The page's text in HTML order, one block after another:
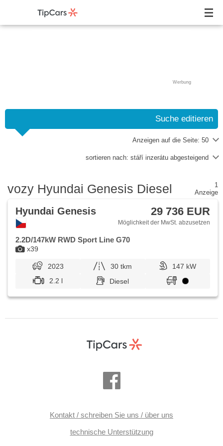
Werbung
Suche editieren
Anzeigen auf die Seite: 50
sortieren nach: stáří inzerátu abgesteigend
vozy Hyundai Genesis Diesel
1
Anzeige
x39
Hyundai Genesis 29 736 EUR
Möglichkeit der MwSt. abzusetzen
2.2D/147kW RWD Sport Line G70
2023 30 tkm
147 kW
2.2 l
Diesel
Kontakt / schreiben Sie uns / über uns
technische Unterstützung